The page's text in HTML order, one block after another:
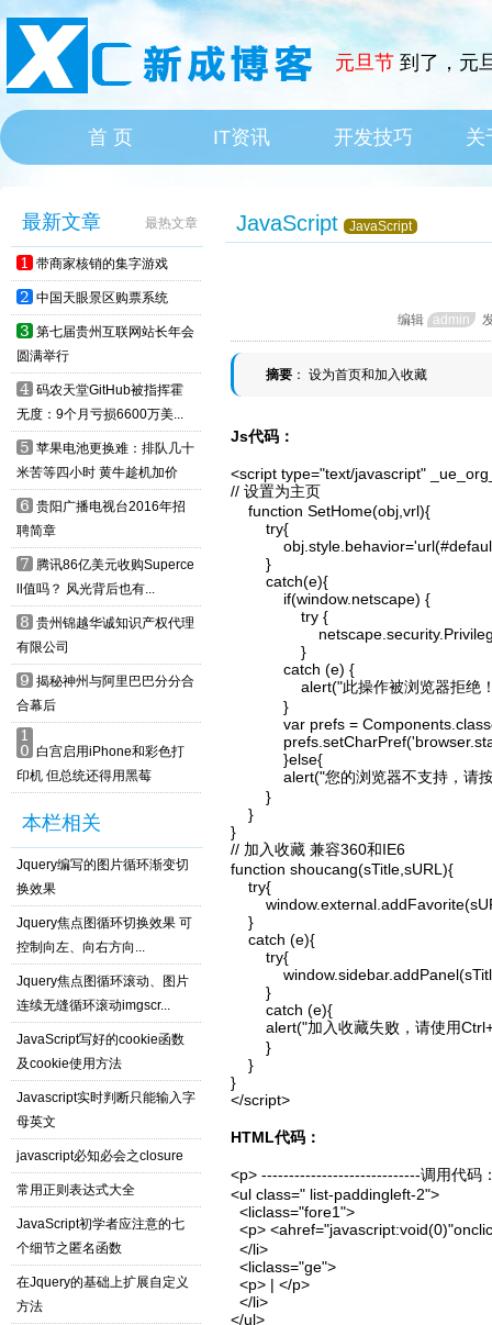
元旦节 到了，元
首 页 HOME
IT资讯 IT News
开发技巧 关
最新文章 最热文章
1 带商家核销的集字游戏
2 中国天眼景区购票系统
3 第七届贵州互联网站长年会
圆满举行
4 码农天堂GitHub被指挥霍
无度：9个月亏损6600万美...
5 苹果电池更换难：排队几十
米苦等四小时 黄牛趁机加价
6 贵阳广播电视台2016年招
聘简章
7 腾讯86亿美元收购Superce
ll值吗？ 风光背后也有...
8 贵州锦越华诚知识产权代理
有限公司
9 揭秘神州与阿里巴巴分分合
合幕后
1
0 白宫启用iPhone和彩色打
印机 但总统还得用黑莓
本栏相关
Jquery编写的图片循环渐变切
换效果
Jquery焦点图循环切换效果 可
控制向左、向右方向...
Jquery焦点图循环滚动、图片
连续无缝循环滚动imgscr...
JavaScript写好的cookie函数
及cookie使用方法
Javascript实时判断只能输入字
母英文
javascript必知必会之closure
常用正则表达式大全
JavaScript初学者应注意的七
个细节之匿名函数
在Jquery的基础上扩展自定义
方法
JavaScript JavaScript
编辑 admin
摘要 ： 设为首页和加入收藏
Js代码：
<script type="text/javascript"
// 设置为主页
    function SetHome(obj,vrl){
        try{
        }
        catch(e){
            if(window.netscape) {
                try {
                }
            catch (e) {
alert("此操作被浏览
            }
var prefs =
            }else{
alert("您的浏览器不支持
        }
    }
}
// 加入收藏 兼容360和IE6
function shoucang(sTitle,sURL){
    try{
    }
    catch (e){
        try{
        }
        catch (e){
alert("加入收藏失败，请使用
        }
    }
}
</script>
HTML代码：
<p> -----------------------------调用代码
<ul class=" list-paddingleft-2">
  <liclass="fore1">
<p>
  </li>
  <liclass="ge">
  <p> | </p>
  </li>
</ul>